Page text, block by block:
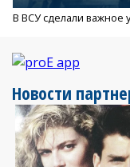
В ВСУ сделали важное
Новости